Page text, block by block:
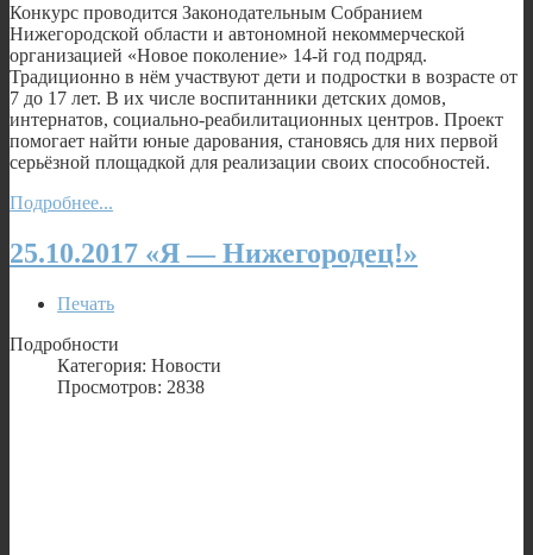
Конкурс проводится Законодательным Собранием
Нижегородской области и автономной некоммерческой
организацией «Новое поколение» 14-й год подряд.
Традиционно в нём участвуют дети и подростки в возрасте от
7 до 17 лет. В их числе воспитанники детских домов,
интернатов, социально-реабилитационных центров. Проект
помогает найти юные дарования, становясь для них первой
серьёзной площадкой для реализации своих способностей.
Подробнее...
25.10.2017 «Я — Нижегородец!»
Печать
Подробности
Категория: Новости
Просмотров: 2838